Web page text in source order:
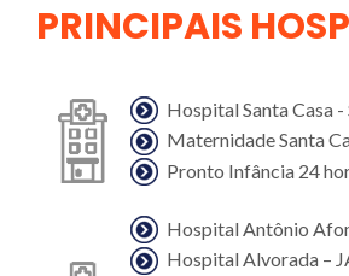
PRINCIPAIS
Hospital Santa Casa -
Maternidade Santa
Pronto Infância 24
Hospital Antônio
Hospital Alvorada –